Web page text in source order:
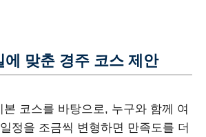
에 맞춘 경주 코스 제안
코스를 바탕으로, 누구와 함께 여
정을 조금씩 변형하면 만족도를 더